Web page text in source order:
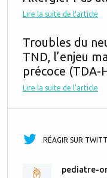
Que faire en cas d'oubli de la
Lire la suite de l'article
Troubles du
TND, l’enjeu
précoce (TDA-
Lire la suite de l'article
RÉAGIR SUR
pediatre-